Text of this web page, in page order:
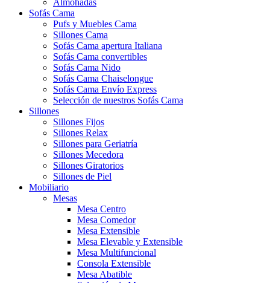
Sofás Cama
Pufs y Muebles Cama
Sillones Cama
Sofás Cama apertura Italiana
Sofás Cama convertibles
Sofás Cama Nido
Sofás Cama Chaiselongue
Sofás Cama Envío Express
Selección de nuestros Sofás Cama
Sillones
Sillones Fijos
Sillones Relax
Sillones para Geriatría
Sillones Mecedora
Sillones Giratorios
Sillones de Piel
Mobiliario
Mesas
Mesa Centro
Mesa Comedor
Mesa Extensible
Mesa Elevable y Extensible
Mesa Multifuncional
Consola Extensible
Mesa Abatible